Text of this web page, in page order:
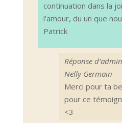
continuation dans la
l'amour, du un que
Patrick
Réponse
Nelly Germain
Merci pour ta
pour ce
<3